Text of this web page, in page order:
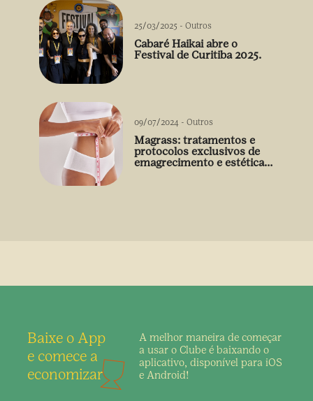
25/03/2025 - Outros
Cabaré Haikai abre o
Festival de Curitiba 2025.
09/07/2024 - Outros
Magrass: tratamentos e
protocolos exclusivos de
emagrecimento e estética
Baixe o App
e comece a
economizar
A melhor maneira de começar
a usar o Clube é baixando o
aplicativo, disponível para iOS
e Android!